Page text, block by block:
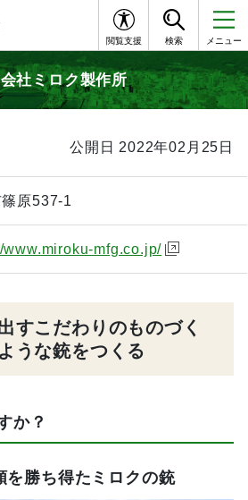
閲覧支援 検索 メニュー
社ミロク製作所
公開日 2022年02月25日
原537-1
www.miroku-mfg.co.jp/
すこだわりのものづく
うな銃をつくる
か？
を勝ち得たミロクの銃